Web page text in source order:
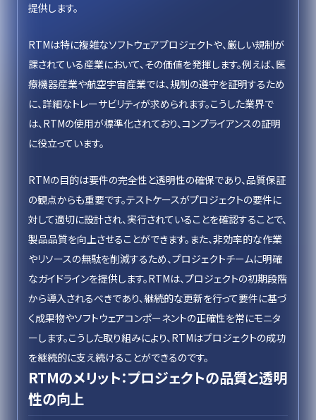
提供します。
RTMは特に複雑なソフトウェアプロジェクトや、厳しい規制が
課されている産業において、その価値を発揮します。例えば、医
療機器産業や航空宇宙産業では、規制の遵守を証明するため
に、詳細なトレーサビリティが求められます。こうした業界で
は、RTMの使用が標準化されており、コンプライアンスの証明
に役立っています。
RTMの目的は要件の完全性と透明性の確保であり、品質保証
の観点からも重要です。テストケースがプロジェクトの要件に
対して適切に設計され、実行されていることを確認することで、
製品品質を向上させることができます。また、非効率的な作業
やリソースの無駄を削減するため、プロジェクトチームに明確
なガイドラインを提供します。RTMは、プロジェクトの初期段階
から導入されるべきであり、継続的な更新を行って要件に基づ
く成果物やソフトウェアコンポーネントの正確性を常にモニタ
ーします。こうした取り組みにより、RTMはプロジェクトの成功
を継続的に支え続けることができるのです。
RTMのメリット：プロジェクトの品質と透明
性の向上